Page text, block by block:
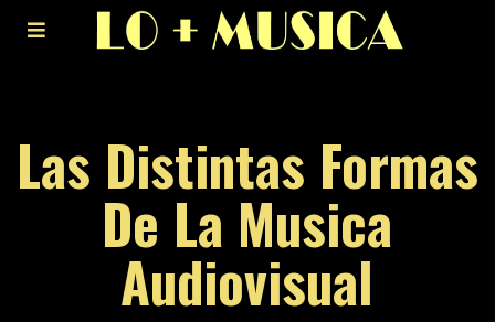
Las Distintas Formas
De La Musica
Audiovisual